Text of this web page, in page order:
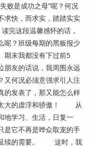
败是成功之母”呢？何况
求快，而求实，踏踏实实
这段温馨感怀的话，
呢？班级每期的黑板报少
期末我都没有下过前5
朋友的话说，我周围永远
又何况必须意强求引人注
的发表了，那又能怎么样
太大的虚浮和骄傲！ 从
地学习、生活，日复一
是它不再是哗众取宠的手
延续的需要。 这时，我